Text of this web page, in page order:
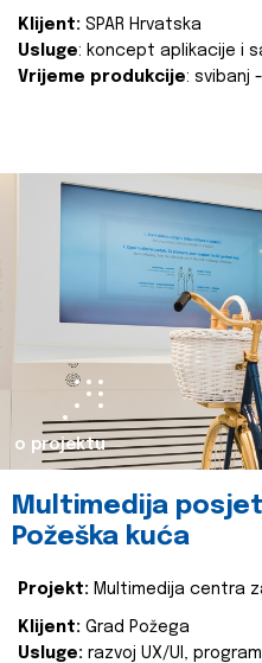
Klijent: SPAR Hrvatska
Usluge: koncept aplikacije i
Vrijeme produkcije: svibanj
o projektu
Multimedija
Požeška kuća
Projekt: Multimedija centra
Klijent: Grad Požega
Usluge: razvoj UX/UI,